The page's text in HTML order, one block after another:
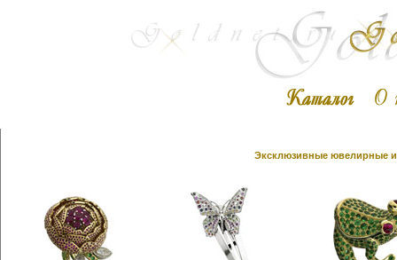
Эксклюзивные ювелирные